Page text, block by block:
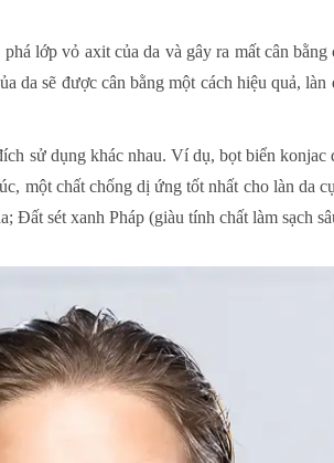
lớp vỏ axit của da và gây ra mất cân
da sẽ được cân bằng một cách hiệu quả, làn
sử dụng khác nhau. Ví dụ, bọt biển konjac
một chất chống dị ứng tốt nhất cho làn da
Đất sét xanh Pháp (giàu tính chất làm sạch